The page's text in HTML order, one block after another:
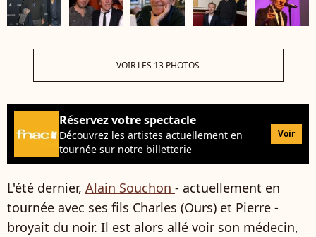
VOIR LES 13 PHOTOS
Réservez votre spectacle
Découvrez les artistes actuellement en
tournée sur notre billetterie
Voir
L'été dernier, Alain Souchon - actuellement en
tournée avec ses fils Charles (Ours) et Pierre -
broyait du noir. Il est alors allé voir son médecin,